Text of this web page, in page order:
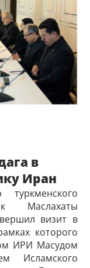
в
Иран
Маслахаты
визит в
которого
ИРИ Масудом
Исламского